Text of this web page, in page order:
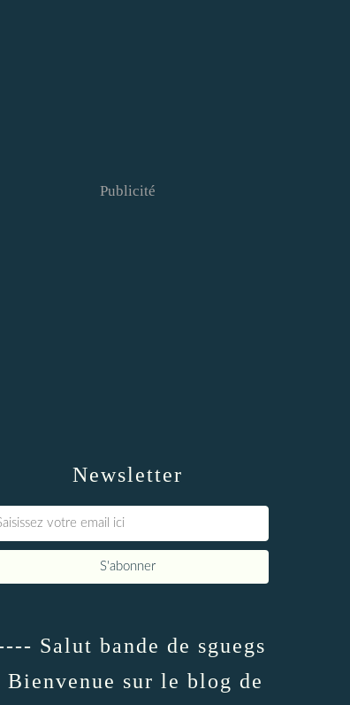
Newsletter
Publicité
Salut bande de sguegs
Bienvenue sur le blog de